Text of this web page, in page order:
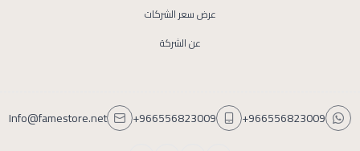
عرض سعر الشركات
عن الشركة
+966556823009
+966556823009
Info@famestore.net